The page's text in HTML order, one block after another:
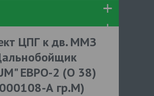
ЦПГ к дв. ММЗ
ЕВРО-2 (O 38)
А гр.М)